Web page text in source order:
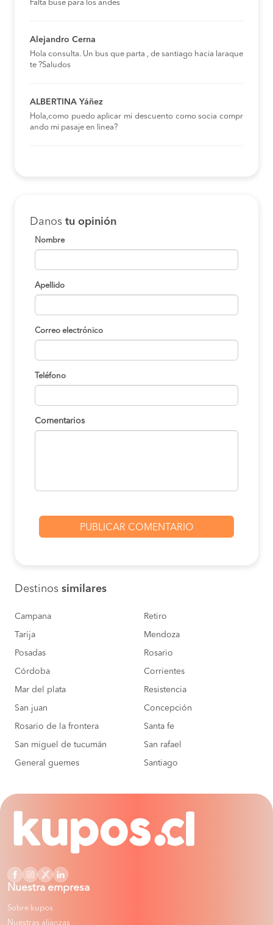
Falta buse para los andes
Alejandro Cerna
Hola consulta. Un bus que parta , de santiago hacia laraque
te ?Saludos
ALBERTINA Yáñez
Hola,como puedo aplicar mi descuento como socia compr
ando mi pasaje en linea?
Danos tu opinión
Nombre
Apellido
Correo electrónico
Teléfono
Comentarios
Destinos similares
Campana Retiro
Tarija Mendoza
Posadas Rosario
Córdoba Corrientes
Mar del plata Resistencia
San juan Concepción
Rosario de la frontera Santa fe
San miguel de tucumán San rafael
General guemes Santiago
Nuestra empresa
Sobre kupos
Nuestras alianzas